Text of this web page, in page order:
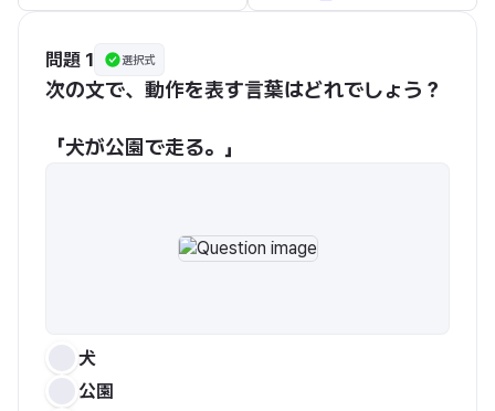
問題 1 選択式
次の文で、動作を表す言葉はどれでしょう？
「犬が公園で走る。」
犬
公園